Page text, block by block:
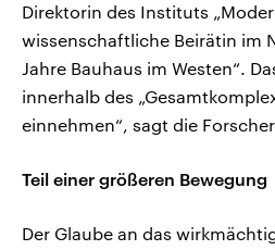
Direktorin des Instituts
wissenschaftliche Beirätin im
Jahre Bauhaus im Westen“.
innerhalb des
einnehmen“, sagt die
Teil einer größeren Bewegung
Der Glaube an das